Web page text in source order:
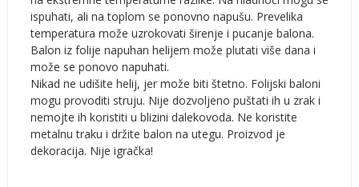
ispuhati, ali na toplom se ponovno napušu. Prevelika
temperatura može uzrokovati širenje i pucanje balona.
Balon iz folije napuhan helijem može plutati više dana i
može se ponovo napuhati.
Nikad ne udišite helij, jer može biti štetno. Folijski baloni
mogu provoditi struju. Nije dozvoljeno puštati ih u zrak i
nemojte ih koristiti u blizini dalekovoda. Ne koristite
metalnu traku i držite balon na utegu. Proizvod je
dekoracija. Nije igračka!